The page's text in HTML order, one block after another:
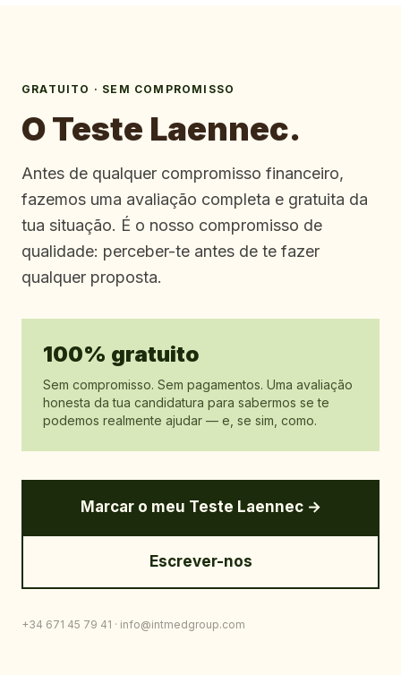
GRATUITO · SEM COMPROMISSO
O Teste Laennec.
Antes de qualquer compromisso financeiro,
fazemos uma avaliação completa e gratuita da
tua situação. É o nosso compromisso de
qualidade: perceber-te antes de te fazer
qualquer proposta.
100% gratuito
Sem compromisso. Sem pagamentos. Uma avaliação
honesta da tua candidatura para sabermos se te
podemos realmente ajudar — e, se sim, como.
Marcar o meu Teste Laennec →
Escrever-nos
+34 671 45 79 41 · info@intmedgroup.com